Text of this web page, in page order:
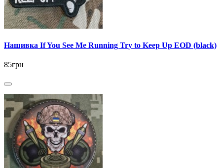
Нашивка If You See Me Running Try to Keep Up EOD (black)
85грн